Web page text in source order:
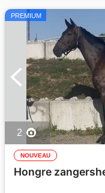
PREMIUM
2
NOUVEAU
Hongre